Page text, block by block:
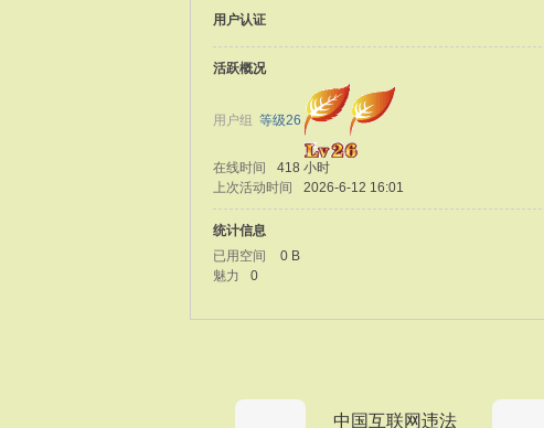
用户认证
活跃概况
用户组 等级26
在线时间 418 小时
上次活动时间
2026-6-12 16:01
统计信息
已用空间
0 B
魅力
0
中国互联网违法